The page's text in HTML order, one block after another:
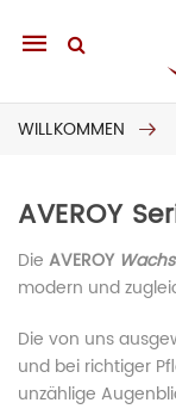
Mobile
WILLKOMMEN
Skip to content
AVEROY
Die AVEROY
modern und
Die von uns
und bei richtiger
unzählige